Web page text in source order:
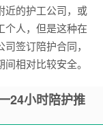
近的护工公司，或
个人，但是这种在
签订陪护合同，
相对比较安全。
24小时陪护推